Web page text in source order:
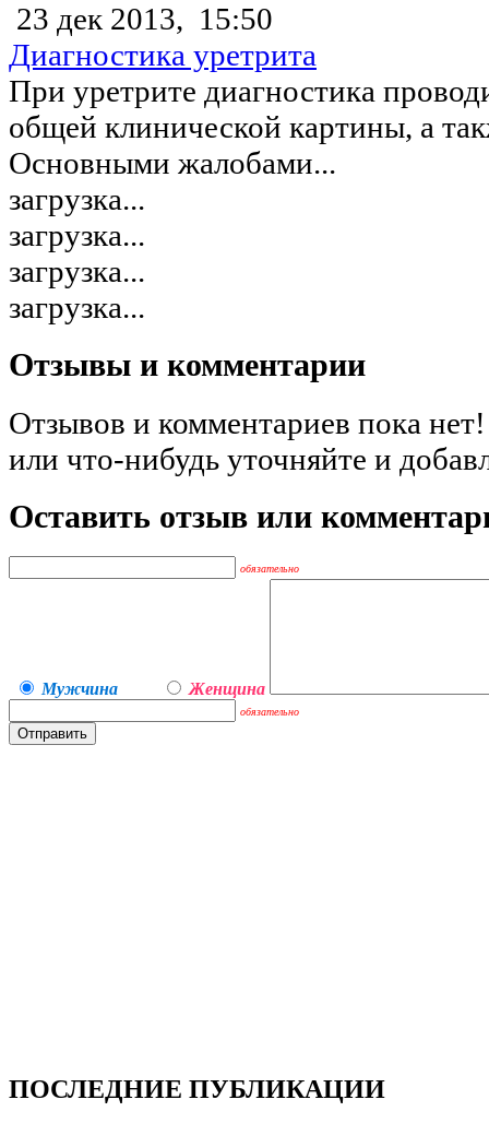
23 дек 2013, 15:50
Диагностика уретрита
При уретрите диагностика
общей клинической картины, а
Основными жалобами...
загрузка...
загрузка...
загрузка...
загрузка...
Отзывы и комментарии
Отзывов и комментариев пока
или что-нибудь уточняйте и
Оставить отзыв или
обязательно
Мужчина Женщина
обязательно
ПОСЛЕДНИЕ ПУБЛИКАЦИИ